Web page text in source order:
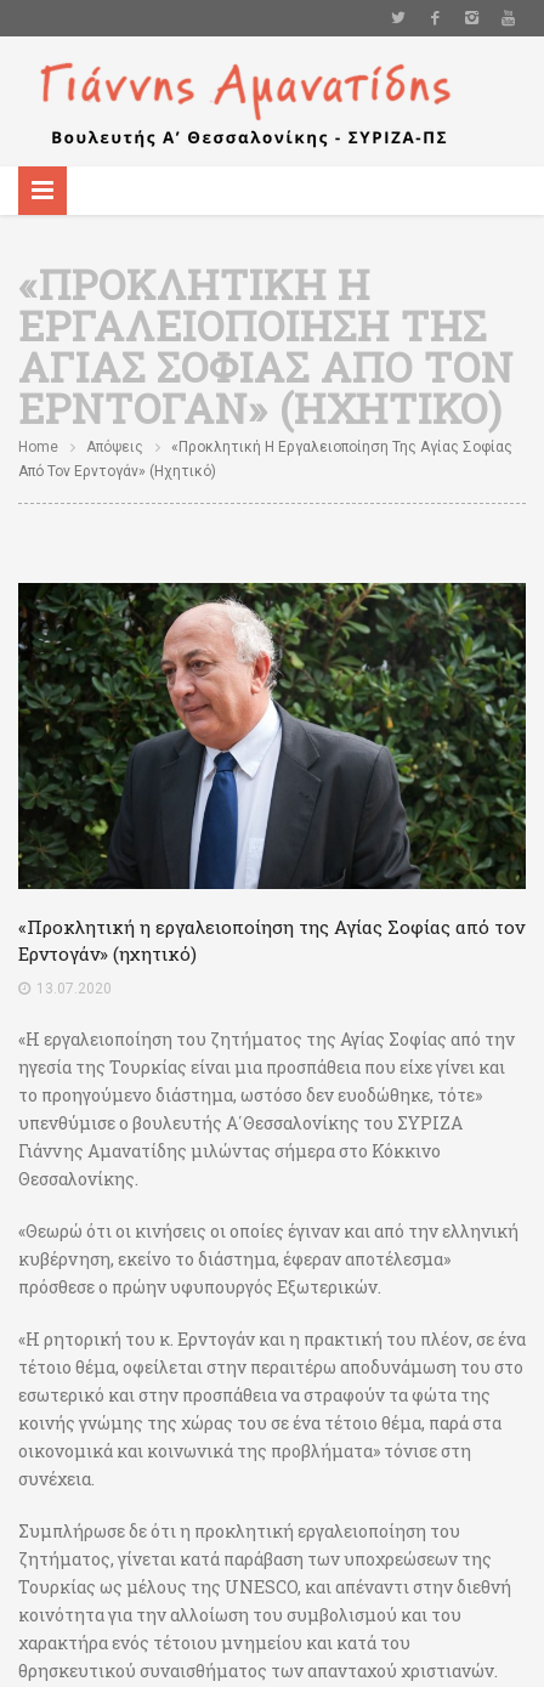
«ΠΡΟΚΛΗΤΙΚΉ Η
ΕΡΓΑΛΕΙΟΠΟΊΗΣΗ ΤΗΣ
ΑΓΊΑΣ ΣΟΦΊΑΣ ΑΠΌ ΤΟΝ
ΕΡΝΤΟΓΆΝ» (ΗΧΗΤΙΚΌ)
Home Απόψεις
«Προκλητική Η Εργαλειοποίηση Της Αγίας Σοφίας
Από Τον Ερντογάν» (ηχητικό)
«Προκλητική η εργαλειοποίηση της Αγίας Σοφίας από τον
Ερντογάν» (ηχητικό)
13.07.2020
«Η εργαλειοποίηση του ζητήματος της Αγίας Σοφίας από την
ηγεσία της Τουρκίας είναι μια προσπάθεια που είχε γίνει και
το προηγούμενο διάστημα, ωστόσο δεν ευοδώθηκε, τότε»
υπενθύμισε ο βουλευτής Α΄Θεσσαλονίκης του ΣΥΡΙΖΑ
Γιάννης Αμανατίδης μιλώντας σήμερα στο Κόκκινο
Θεσσαλονίκης.
«Θεωρώ ότι οι κινήσεις οι οποίες έγιναν και από την ελληνική
κυβέρνηση, εκείνο το διάστημα, έφεραν αποτέλεσμα»
πρόσθεσε ο πρώην υφυπουργός Εξωτερικών.
«Η ρητορική του κ. Ερντογάν και η πρακτική του πλέον, σε ένα
τέτοιο θέμα, οφείλεται στην περαιτέρω αποδυνάμωση του στο
εσωτερικό και στην προσπάθεια να στραφούν τα φώτα της
κοινής γνώμης της χώρας του σε ένα τέτοιο θέμα, παρά στα
οικονομικά και κοινωνικά της προβλήματα» τόνισε στη
συνέχεια.
Συμπλήρωσε δε ότι η προκλητική εργαλειοποίηση του
ζητήματος, γίνεται κατά παράβαση των υποχρεώσεων της
Τουρκίας ως μέλους της UNESCO, και απέναντι στην διεθνή
κοινότητα για την αλλοίωση του συμβολισμού και του
χαρακτήρα ενός τέτοιου μνημείου και κατά του
θρησκευτικού συναισθήματος των απανταχού χριστιανών.